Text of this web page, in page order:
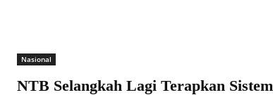
Nasional
NTB Selangkah Lagi Terapkan Sistem